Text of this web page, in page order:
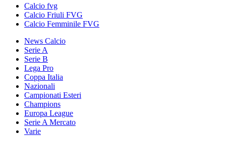
Calcio fvg
Calcio Friuli FVG
Calcio Femminile FVG
News Calcio
Serie A
Serie B
Lega Pro
Coppa Italia
Nazionali
Campionati Esteri
Champions
Europa League
Serie A Mercato
Varie